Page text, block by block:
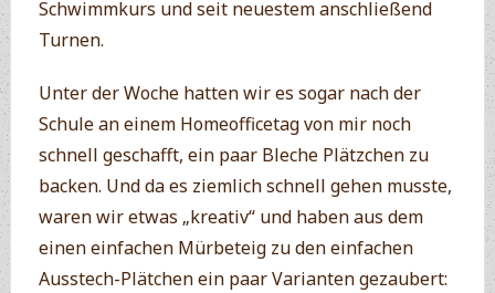
Schwimmkurs und seit neuestem anschließend
Turnen.
Unter der Woche hatten wir es sogar nach der
Schule an einem Homeofficetag von mir noch
schnell geschafft, ein paar Bleche Plätzchen zu
backen. Und da es ziemlich schnell gehen musste,
waren wir etwas „kreativ“ und haben aus dem
einen einfachen Mürbeteig zu den einfachen
Ausstech-Plätchen ein paar Varianten gezaubert: